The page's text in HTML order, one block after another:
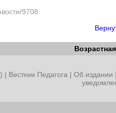
9708
| Вестник Педагога | Об издании |